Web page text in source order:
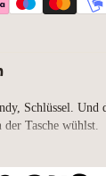
Schlüssel. Und
Tasche wühlst.
damit auf. 14
auf der